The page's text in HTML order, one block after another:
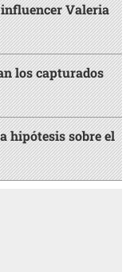
Valeria
los capturados
hipótesis sobre el